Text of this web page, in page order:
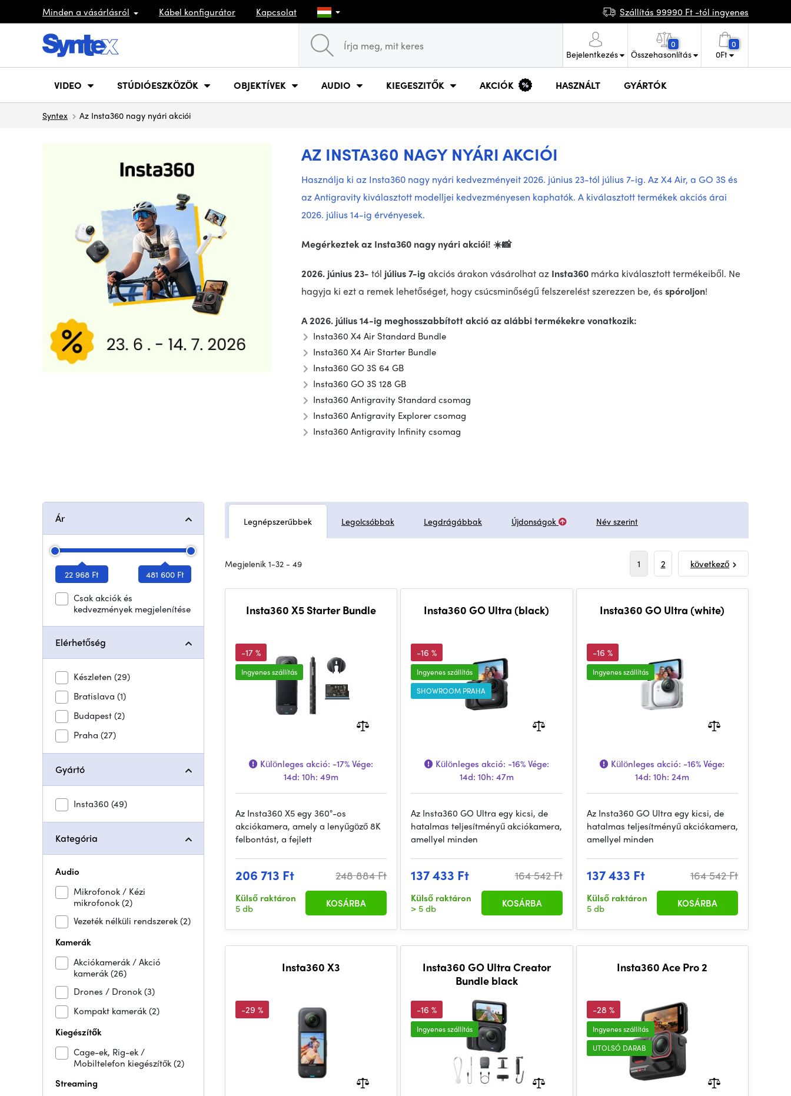
Minden a vásárlásról Kábel konfigurátor Kapcsolat Szállítás 99990 Ft -tól ingyenes
Bejelentkezés
0
Összehasonlítás
0
0Ft
VIDEO STÚDIÓESZKÖZÖK OBJEKTÍVEK AUDIO KIEGESZITŐK AKCIÓK HASZNÁLT GYÁRTÓK
Syntex Az Insta360 nagy nyári akciói
AZ INSTA360 NAGY NYÁRI AKCIÓI
Használja ki az Insta360 nagy nyári kedvezményeit 2026. június 23-tól július 7-ig. Az X4 Air, a GO 3S és
az Antigravity kiválasztott modelljei kedvezményesen kaphatók. A kiválasztott termékek akciós árai
2026. július 14-ig érvényesek.
Megérkeztek az Insta360 nagy nyári akciói! ☀️📸
2026. június 23- tól július 7-ig akciós árakon vásárolhat az Insta360 márka kiválasztott termékeiből. Ne
hagyja ki ezt a remek lehetőséget, hogy csúcsminőségű felszerelést szerezzen be, ésspóroljon!
A 2026. július 14-ig meghosszabbított akció az alábbi termékekre vonatkozik:
Insta360 X4 Air Standard Bundle
Insta360 X4 Air Starter Bundle
Insta360 GO 3S 64 GB
Insta360 GO 3S 128 GB
Insta360 Antigravity Standard csomag
Insta360 Antigravity Explorer csomag
Insta360 Antigravity Infinity csomag
Ár
22 968 Ft 481 600 Ft
Csak akciók és
kedvezmények megjelenítése
Elérhetőség
Készleten (29)
Bratislava (1)
Budapest(2)
Praha (27)
Gyártó
Insta360 (49)
Kategória
Audio
Mikrofonok / Kézi
mikrofonok(2)
Vezeték nélküli rendszerek(2)
Kamerák
Akciókamerák / Akció
kamerák(26)
Drones / Dronok(3)
Kompakt kamerák(2)
Kiegészítők
Cage-ek, Rig-ek /
Mobiltelefon kiegészítők(2)
Streaming
Legnépszerűbbek Legolcsóbbak Legdrágábbak Újdonságok Név szerint
Megjelenik 1-32 - 49 1 2 következő
Insta360 X5 Starter Bundle
-17 %
Ingyenes szállítás
Különleges akció: -17%Vége:
14d: 10h: 49m
Az Insta360 X5 egy 360°-os
akciókamera, amely a lenyűgöző 8K
felbontást, a fejlett
206 713 Ft 248 884 Ft
Külső raktáron
5 db
KOSÁRBA
Insta360 GO Ultra (black)
-16 %
Ingyenes szállítás
SHOWROOM PRAHA
Különleges akció: -16%Vége:
14d: 10h: 47m
Az Insta360 GO Ultra egy kicsi, de
hatalmas teljesítményű akciókamera,
amellyel minden
137 433 Ft 164 542 Ft
Külső raktáron
> 5 db
KOSÁRBA
Insta360 GO Ultra (white)
-16 %
Ingyenes szállítás
Különleges akció: -16%Vége:
14d: 10h: 24m
Az Insta360 GO Ultra egy kicsi, de
hatalmas teljesítményű akciókamera,
amellyel minden
137 433 Ft 164 542 Ft
Külső raktáron
5 db
KOSÁRBA
Insta360 X3
-29 %
Insta360 GO Ultra Creator
Bundle black
-16 %
Ingyenes szállítás
Insta360 Ace Pro 2
-28 %
Ingyenes szállítás
UTOLSÓ DARAB